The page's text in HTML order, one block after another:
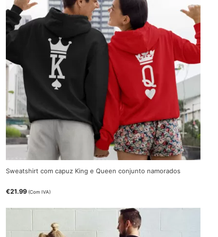
Sweatshirt com capuz King e Queen conjunto namorados
€21.99 (Com IVA)